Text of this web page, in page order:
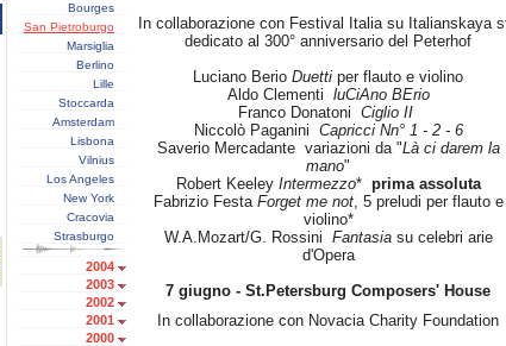
Bourges
San Pietroburgo
Marsiglia
Berlino
Lille
Stoccarda
Amsterdam
Lisbona
Vilnius
Los Angeles
New York
Cracovia
Strasburgo
2004
2003
2002
2001
2000
In collaborazione con Festival Italia su Italianskaya
dedicato al 300° anniversario del Peterhof
Luciano Berio Duetti per flauto e violino
Aldo Clementi luCiAno BErio
Franco Donatoni Ciglio II
Niccolò Paganini Capricci Nn° 1 - 2 - 6
Saverio Mercadante variazioni da "Là ci darem la
mano"
Robert Keeley Intermezzo* prima assoluta
Fabrizio Festa Forget me not, 5 preludi per flauto e
violino*
W.A.Mozart/G. Rossini Fantasiasu celebri arie
d'Opera
7 giugno - St.Petersburg Composers' House
In collaborazione con Novacia Charity Foundation